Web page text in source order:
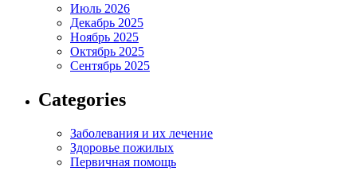
Июль 2026
Декабрь 2025
Ноябрь 2025
Октябрь 2025
Сентябрь 2025
Categories
Заболевания и их лечение
Здоровье пожилых
Первичная помощь